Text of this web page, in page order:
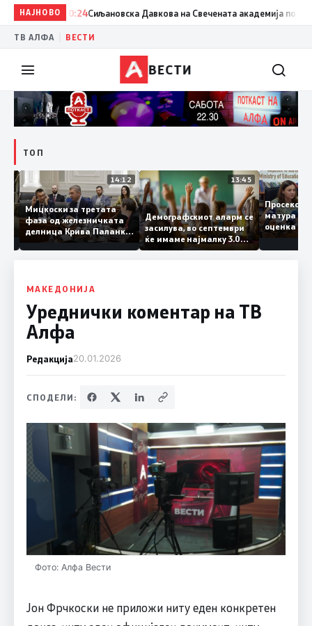
НАЈНОВО
20:24Сиљановска Давкова на Свечената академија по повод
ТВ АЛФА ВЕСТИ
ВЕСТИ
ТОП
15:20
Во
14:12
Мицкоски за третата
фаза од железничката
делница Крива Паланка
– Деве Баир: Проектот
нема да заврши на
целина
13:45
Демографскиот аларм се
засилува, во септември
ќе имаме најмалку 3.000
првачиња помалку
матура
оценка
МАКЕДОНИЈА
Уреднички коментар на ТВ
Алфа
Редакција20.01.2026
СПОДЕЛИ:
Фото: Алфа Вести
Јон Фрчкоски не приложи ниту еден конкретен